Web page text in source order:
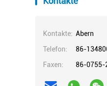
Kontakte: Abern
Telefon:
86-
Faxen:
86-0755-